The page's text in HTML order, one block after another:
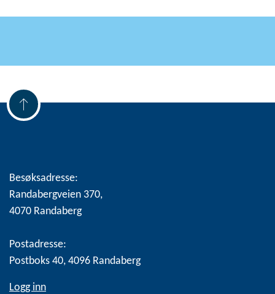
Besøksadresse:
Randabergveien 370,
4070 Randaberg
Postadresse:
Postboks 40, 4096 Randaberg
Logg inn